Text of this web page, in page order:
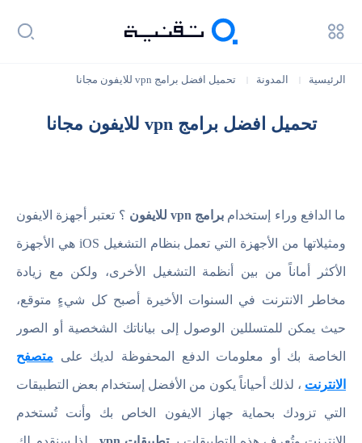
الرئيسية المدونة تحميل افضل برامج vpn للايفون مجانا
تحميل افضل برامج vpn للايفون مجانا
ما الدافع وراء إستخدام برامج vpn للايفون ؟ تعتبر أجهزة الايفون
ومثيلاتها من الأجهزة التي تعمل بنظام التشغيل iOS هي الأجهزة
الأكثر أماناً من بين أنظمة التشغيل الأخرى، ولكن مع زيادة
مخاطر الانترنت في السنوات الأخيرة أصبح كل شيءٍ متوقع،
حيث يمكن للمتسللين الوصول إلى بياناتك الشخصية أو الصور
الخاصة بك أو معلومات الدفع المحفوظة لديك على متصفح
الانترنت ، لذلك أحياناً يكون من الأفضل إستخدام بعض التطبيقات
التي تزودك بحماية جهاز الايفون الخاص بك وأنت تُستخدم